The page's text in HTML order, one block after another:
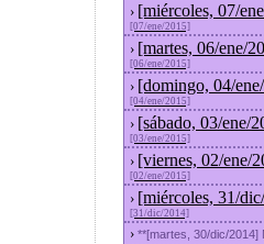
› [miércoles, 07/
[07/ene/2015]
› [martes, 06/ene/
[06/ene/2015]
› [domingo, 04/
[04/ene/2015]
› [sábado, 03/ene/
[03/ene/2015]
› [viernes, 02/ene/
[02/ene/2015]
› [miércoles, 31/
[31/dic/2014]
› **[martes, 30/dic/